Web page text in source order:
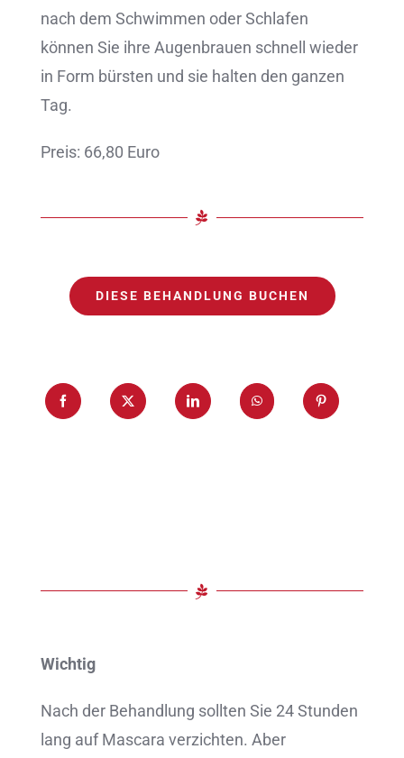
nach dem Schwimmen oder Schlafen
können Sie ihre Augenbrauen schnell wieder
in Form bürsten und sie halten den ganzen
Tag.
Preis: 66,80 Euro
DIESE BEHANDLUNG BUCHEN
Wichtig
Nach der Behandlung sollten Sie 24 Stunden
lang auf Mascara verzichten. Aber